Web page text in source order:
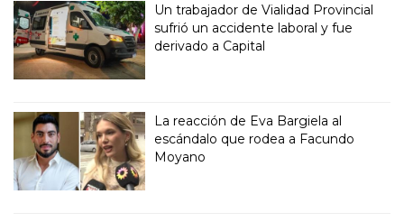
Un trabajador de Vialidad Provincial
sufrió un accidente laboral y fue
derivado a Capital
La reacción de Eva Bargiela al
escándalo que rodea a Facundo
Moyano